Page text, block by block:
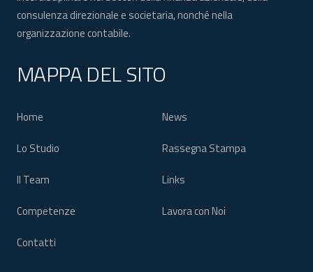
consulenza direzionale e societaria, nonché nella
organizzazione contabile.
MAPPA DEL SITO
Home
Lo Studio
Il Team
Competenze
Contatti
News
Rassegna Stampa
Links
Lavora con Noi